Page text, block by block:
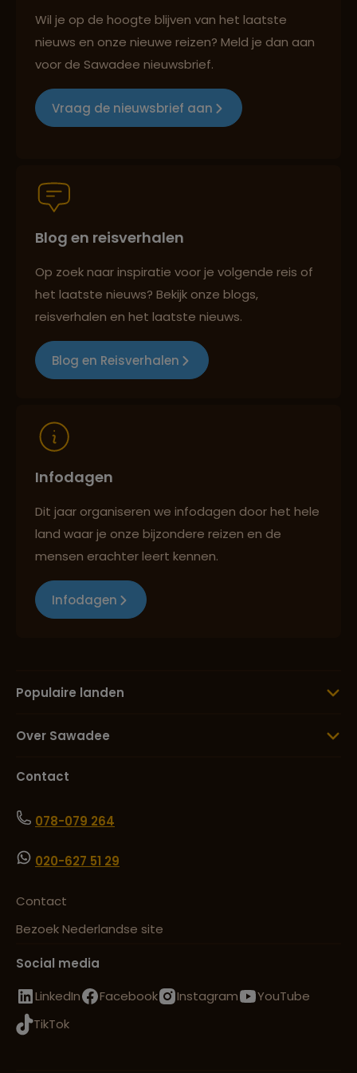
Groepsreizen mét indivuele vrijheid
Best beoordeelde reisroutes
Reizen met oog voor mens, cultuur en milieu
Wil je op de hoogte blijven van het laatste
nieuws en onze nieuwe reizen? Meld je dan aan
voor de Sawadee nieuwsbrief.
Vraag de nieuwsbrief aan
Blog en reisverhalen
Op zoek naar inspiratie voor je volgende reis of
het laatste nieuws? Bekijk onze blogs,
reisverhalen en het laatste nieuws.
Blog en Reisverhalen
Infodagen
Dit jaar organiseren we infodagen door het hele
land waar je onze bijzondere reizen en de
mensen erachter leert kennen.
Infodagen
Populaire landen
Over Sawadee
Contact
078-079 264
020-627 51 29
Contact
Bezoek Nederlandse site
Social media
LinkedIn
Facebook Instagram
YouTube
TikTok